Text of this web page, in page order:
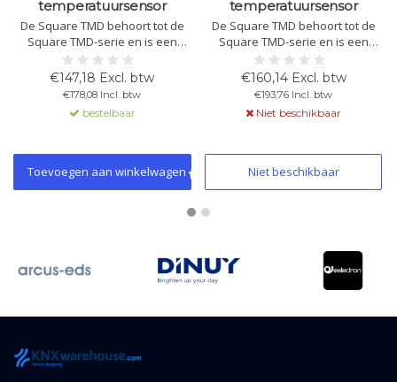
temperatuursensor
De Square TMD behoort tot de
Square TMD-serie en is een
capacitieve touchsensor met 2
bedieningen,
achtergrondverlichting,
thermostaat en
temperatuursensor.
en met aangepast ontwerp.
€147,18 Excl. btw
€178,08 Incl. btw
bestelbaar
Toevoegen aan winkelwagen
temperatuursensor
De Square TMD behoort tot de
Square TMD-serie en is een
capacitieve touchsensor met 4
bedieningen,
achtergrondverlichting,
thermostaat en
temperatuursensor.
en met aangepast ontwerp.
€160,14 Excl. btw
€193,76 Incl. btw
Niet beschikbaar
Niet beschikbaar